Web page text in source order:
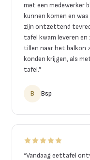
met een medewerker
kunnen komen en
zijn ontzettend
tafel kwam leveren
tillen naar het balkon
konden krijgen, als
tafel.”
B Bsp
“Vandaag eettafel